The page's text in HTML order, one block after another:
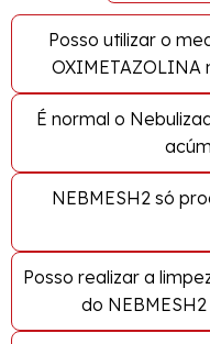
Posso utilizar o
OXIMETAZOLINA
É normal o
NEBMESH2 só
Posso realizar a
do